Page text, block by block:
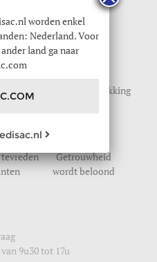
Geschenkverpakking
tevreden
Getrouwheid
wordt beloond
9u30 tot 17u
worden enkel
Nederland. Voor
land ga naar